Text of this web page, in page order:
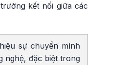
kết nối giữa các
sự chuyển mình
nghệ, đặc biệt trong